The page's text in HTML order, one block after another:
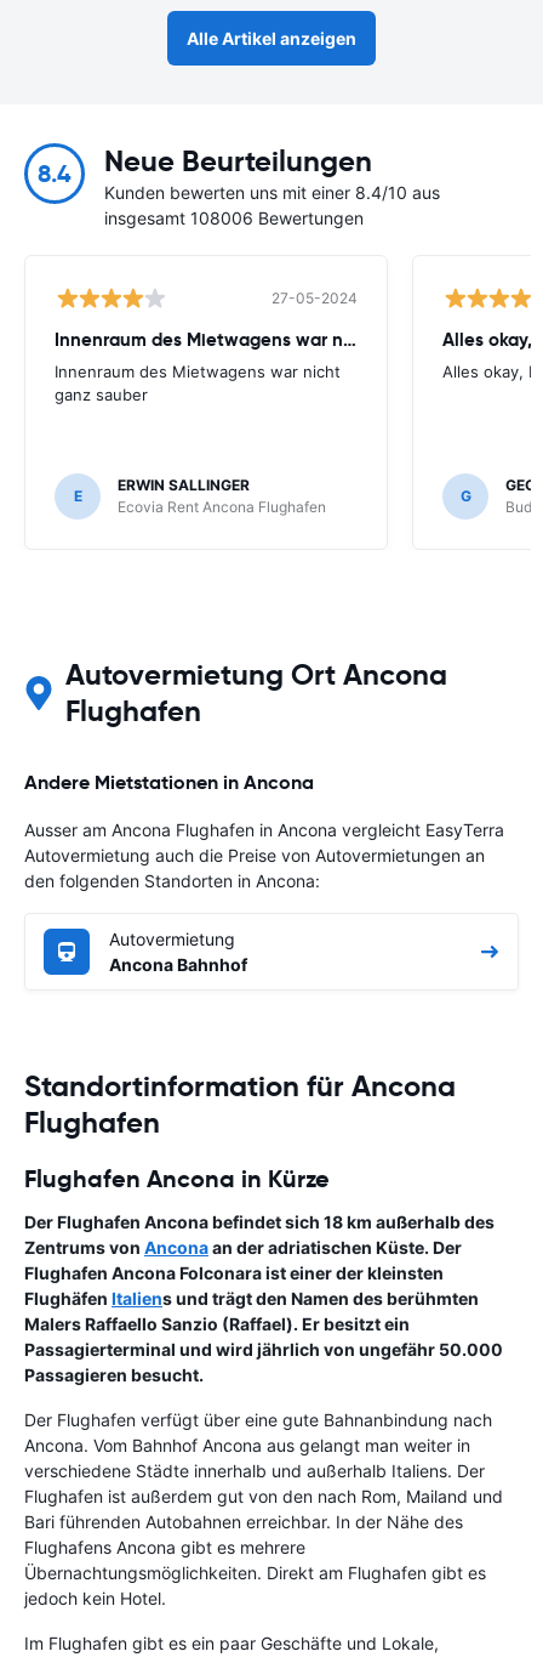
Alle Artikel anzeigen
8.4 Neue Beurteilungen
Kunden bewerten uns mit einer 8.4/10 aus
insgesamt 108006 Bewertungen
27-05-2024
Innenraum des Mietwagens war nicht
Innenraum des Mietwagens war nicht
ganz sauber
E
ERWIN SALLINGER
Ecovia Rent Ancona Flughafen
Alles okay,
Alles okay,
G
Autovermietung Ort Ancona
Flughafen
Andere Mietstationen in Ancona
Ausser am Ancona Flughafen in Ancona vergleicht EasyTerra
Autovermietung auch die Preise von Autovermietungen an
den folgenden Standorten in Ancona:
Autovermietung
Ancona Bahnhof
Standortinformation für Ancona
Flughafen
Flughafen Ancona in Kürze
Der Flughafen Ancona befindet sich 18 km außerhalb des
Zentrums von Anconaan der adriatischen Küste. Der
Flughafen Ancona Folconara ist einer der kleinsten
Flughäfen Italiens und trägt den Namen des berühmten
Malers Raffaello Sanzio (Raffael). Er besitzt ein
Passagierterminal und wird jährlich von ungefähr 50.000
Passagieren besucht.
Der Flughafen verfügt über eine gute Bahnanbindung nach
Ancona. Vom Bahnhof Ancona aus gelangt man weiter in
verschiedene Städte innerhalb und außerhalb Italiens. Der
Flughafen ist außerdem gut von den nach Rom, Mailand und
Bari führenden Autobahnen erreichbar. In der Nähe des
Flughafens Ancona gibt es mehrere
Übernachtungsmöglichkeiten. Direkt am Flughafen gibt es
jedoch kein Hotel.
Im Flughafen gibt es ein paar Geschäfte und Lokale,